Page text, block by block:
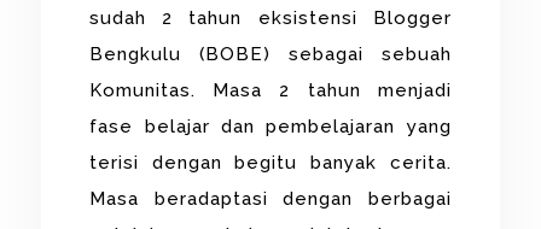
sudah 2 tahun eksistensi Blogger
Bengkulu (BOBE) sebagai sebuah
Komunitas. Masa 2 tahun menjadi
fase belajar dan pembelajaran yang
terisi dengan begitu banyak cerita.
Masa beradaptasi dengan berbagai